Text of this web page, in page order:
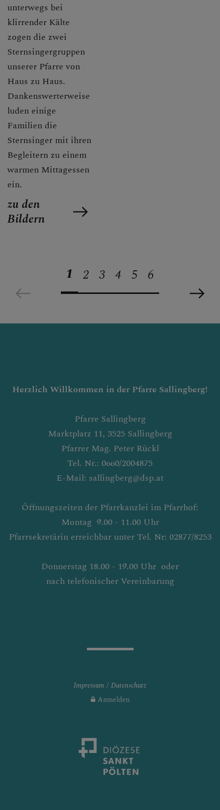
unterwegs bei
klirrender Kälte
zogen die zwei
Sternsingergruppen
unserer Pfarre von
Haus zu Haus.
Dankenswerterweise
luden einige
Familien die
Sternsinger mit ihren
Begleitern zu einem
warmen Mittagessen
ein.
zu den
Bildern
1 2 3 4 5 6
Herzlich Willkommen in der Pfarre Sallingberg!
Pfarre Sallingberg
Marktplatz 11, 3525 Sallingberg
Pfarrer Mag. Peter Rückl
Tel. Nr.: 0660/2004875
E-Mail: sallingberg@dsp.at
Öffnungszeiten der Pfarrkanzlei im Pfarrhof:
Montag 9.00 - 11.00 Uhr
Pfarrsekretärin erreichbar unter Tel. Nr: 02877/8253
Donnerstag 18.00 - 19.00 Uhr oder
nach telefonischer Vereinbarung
Impressum
Datenschutz
Anmelden